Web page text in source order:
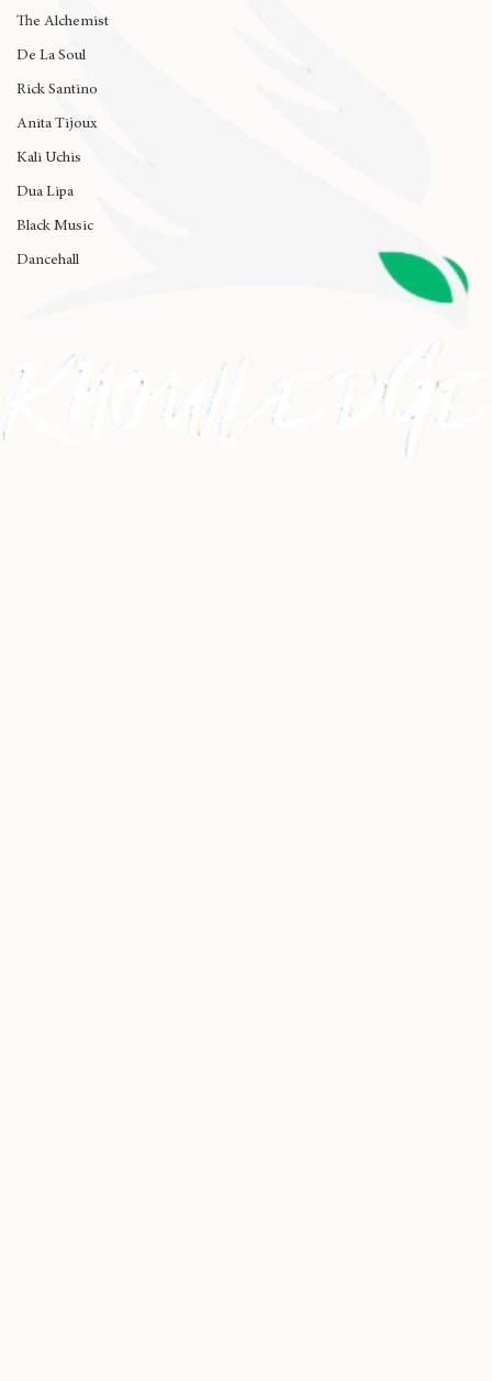
Childish Gambino
The Alchemist
De La Soul
Rick Santino
Anita Tijoux
Kali Uchis
Dua Lipa
Black Music